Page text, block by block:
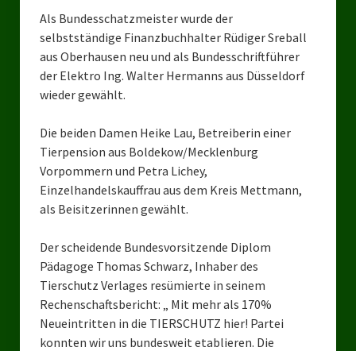
Landesverbände
Landesverband Nordrhein-Westfalen
Landesverband Thüringen
Landesverband Sachsen-Anhalt
Landesverband Sachsen
Landesverband Mecklenburg-Vorpommern
Landesverband Hamburg
Landesverband Berlin
Als Bundesschatzmeister wurde der
selbstständige Finanzbuchhalter Rüdiger Sreball
aus Oberhausen neu und als Bundesschriftführer
der Elektro Ing. Walter Hermanns aus Düsseldorf
wieder gewählt.
Die beiden Damen Heike Lau, Betreiberin einer
Tierpension aus Boldekow/Mecklenburg
Vorpommern und Petra Lichey,
Einzelhandelskauffrau aus dem Kreis Mettmann,
als Beisitzerinnen gewählt.
Der scheidende Bundesvorsitzende Diplom
Pädagoge Thomas Schwarz, Inhaber des
Tierschutz Verlages resümierte in seinem
Rechenschaftsbericht: „ Mit mehr als 170%
Neueintritten in die TIERSCHUTZ hier! Partei
konnten wir uns bundesweit etablieren. Die